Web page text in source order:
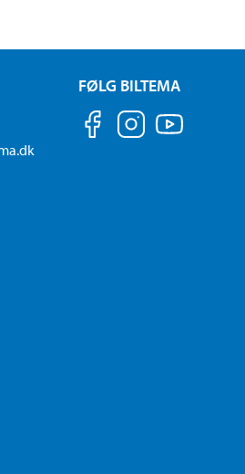
FØLG BILTEMA